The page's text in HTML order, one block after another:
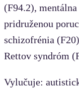
(F94.2),
pridruženou
schizofrénia
Rettov syndróm
Vylučuje: